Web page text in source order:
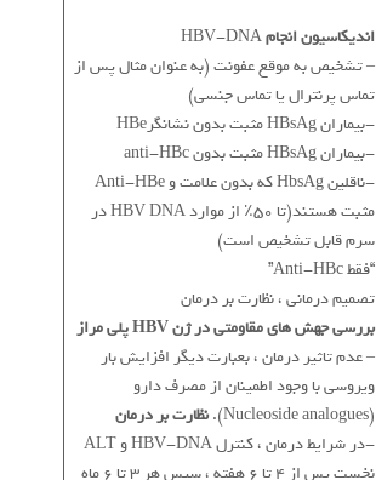
اندیکاسیون انجامHBV-DNA
– تشخیص به موقع عفونت (به عنوان مثال پس از
تماس پرنترال یا تماس جنسی)
-بیماران HBsAg مثبت بدون نشانگرHBe
-بیماران HBsAg مثبت بدون anti-HBc
-ناقلین HbsAg که بدون علامت و Anti-HBe
مثبت هستند(تا 50٪ از موارد HBV DNA در
سرم قابل تشخیص است)
“فقط Anti-HBc”
تصمیم درمانی ، نظارت بر درمان
بررسی جهش های مقاومتی در ژن HBV پلی مراز
– عدم تاثیر درمان ، بعبارت دیگر افزایش بار
ویروسی با وجود اطمینان از مصرف دارو
(Nucleoside analogues).
نظارت بر درمان
-در شرایط درمان ، کنترل HBV-DNA و ALT
نخست پس از 4 تا 6 هفته ، سپس هر 3 تا 6 ماه